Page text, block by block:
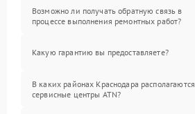
Возможно ли получать обратную связь в
процессе выполнения ремонтных работ?
Какую гарантию вы предоставляете?
В каких районах Краснодара располагаются
сервисные центры ATN?